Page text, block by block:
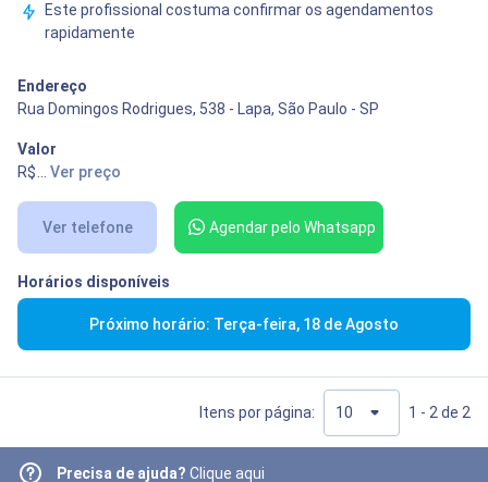
Este profissional costuma confirmar os agendamentos
rapidamente
Endereço
Rua Domingos Rodrigues, 538 - Lapa, São Paulo - SP
Valor
R$ 100,00
Ver preço
Ver telefone Agendar pelo Whatsapp
Horários disponíveis
Próximo horário: Terça-feira, 18 de Agosto
Itens por página: 1 - 2 de 2
Precisa de ajuda? Clique aqui